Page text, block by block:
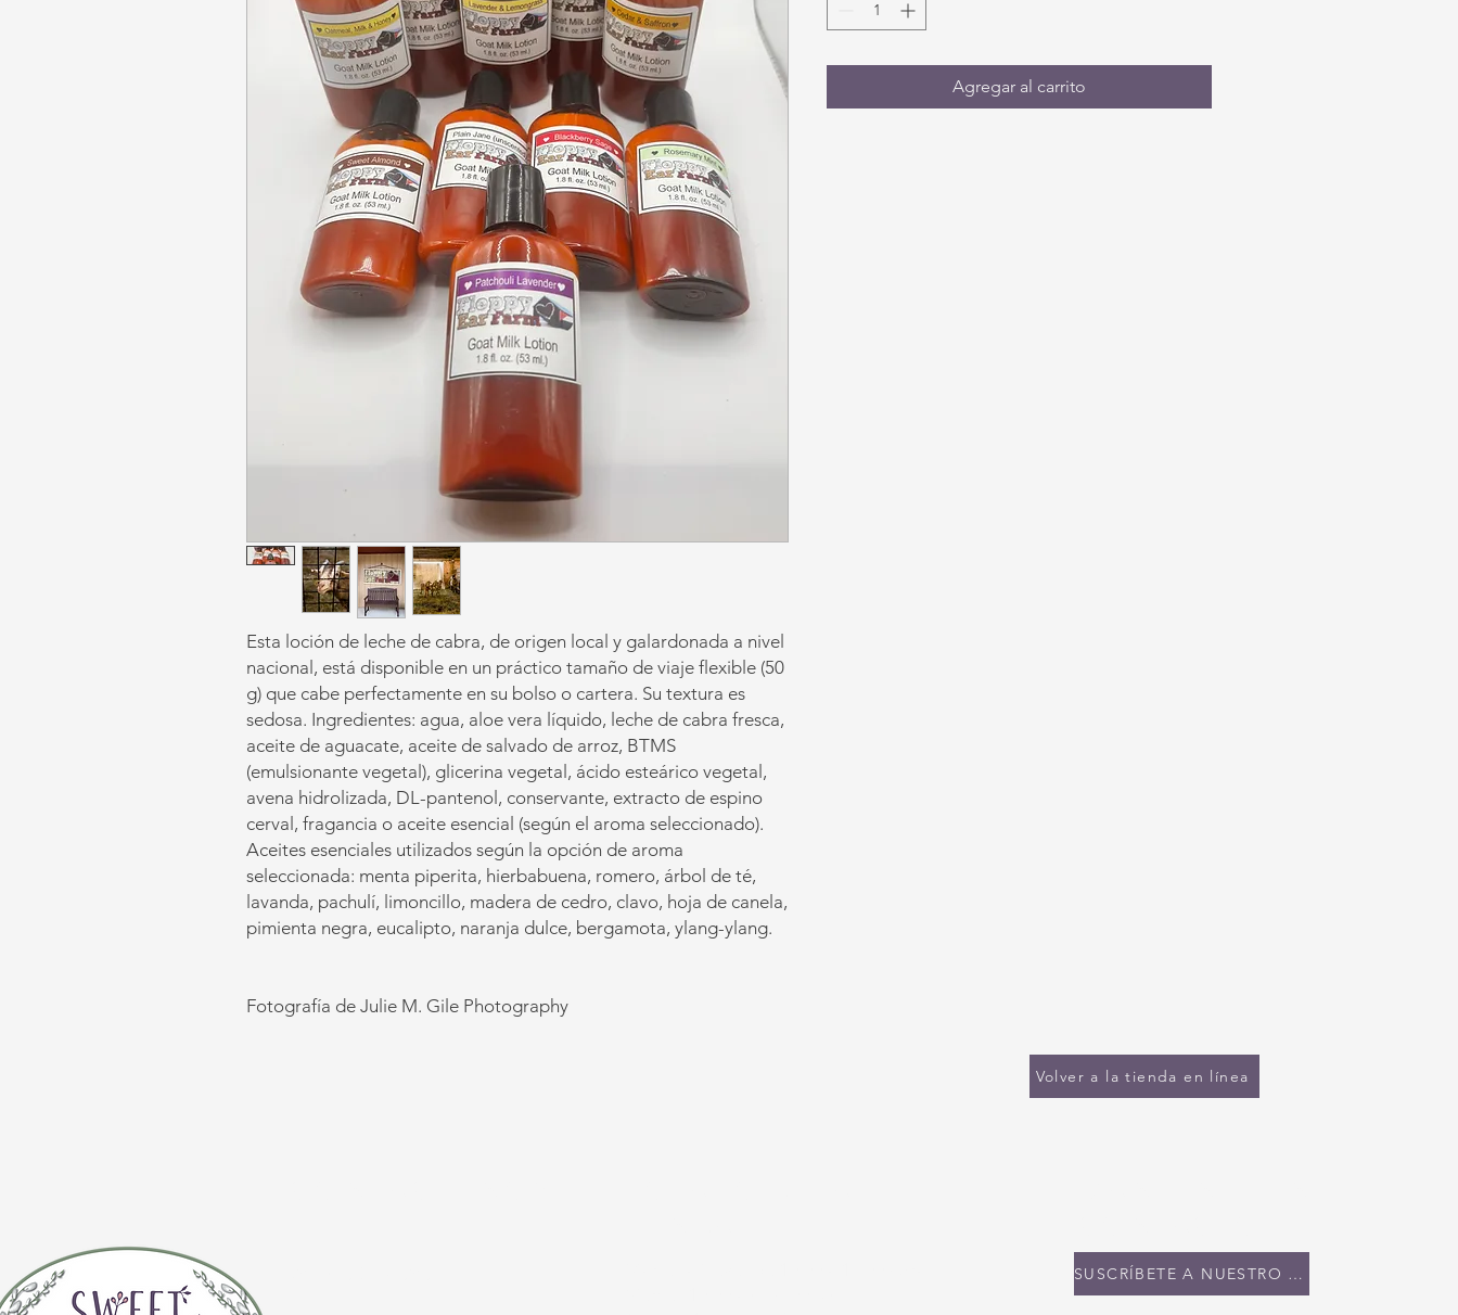
Esta loción de leche de cabra, de origen local y galardonada a nivel
nacional, está disponible en un práctico tamaño de viaje flexible (50
g) que cabe perfectamente en su bolso o cartera. Su textura es
sedosa. Ingredientes: agua, aloe vera líquido, leche de cabra fresca,
aceite de aguacate, aceite de salvado de arroz, BTMS
(emulsionante vegetal), glicerina vegetal, ácido esteárico vegetal,
avena hidrolizada, DL-pantenol, conservante, extracto de espino
cerval, fragancia o aceite esencial (según el aroma seleccionado).
Aceites esenciales utilizados según la opción de aroma
seleccionada: menta piperita, hierbabuena, romero, árbol de té,
lavanda, pachulí, limoncillo, madera de cedro, clavo, hoja de canela,
pimienta negra, eucalipto, naranja dulce, bergamota, ylang-ylang.
Fotografía de Julie M. Gile Photography
Agregar al carrito
Volver a la tienda en línea
SUSCRÍBETE A NUESTRO BOLETÍN INFORMATIVO